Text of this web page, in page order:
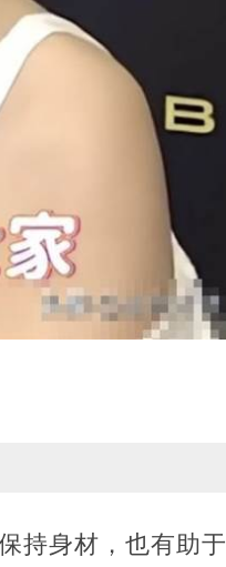
持身材，也有助于